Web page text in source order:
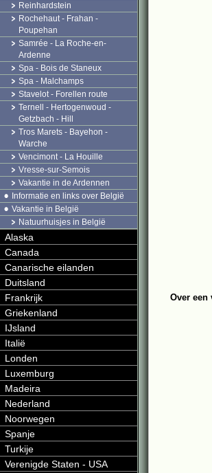
Over een
Reinhardstein
Rochehaut - Frahan -
Poupehan
Samrée - La Roche-en-
Ardenne
Spa - Bois de Staneux
Spa - Malchamps
Stavelot - Forellen route
Ternell - Hertogenwoud -
Getzbach - Hill
Tros Marets - Bayehon -
Warche
Vencimont - La Houille
Vresse-sur-Semois
Vakantie in de Ardennen
Informatie en links over België
Vakantie in België
Natuurhuisjes in België
Alaska
Canada
Canarische eilanden
Duitsland
Frankrijk
Griekenland
IJsland
Italië
Londen
Luxemburg
Madeira
Nederland
Noorwegen
Spanje
Turkije
Verenigde Staten - USA